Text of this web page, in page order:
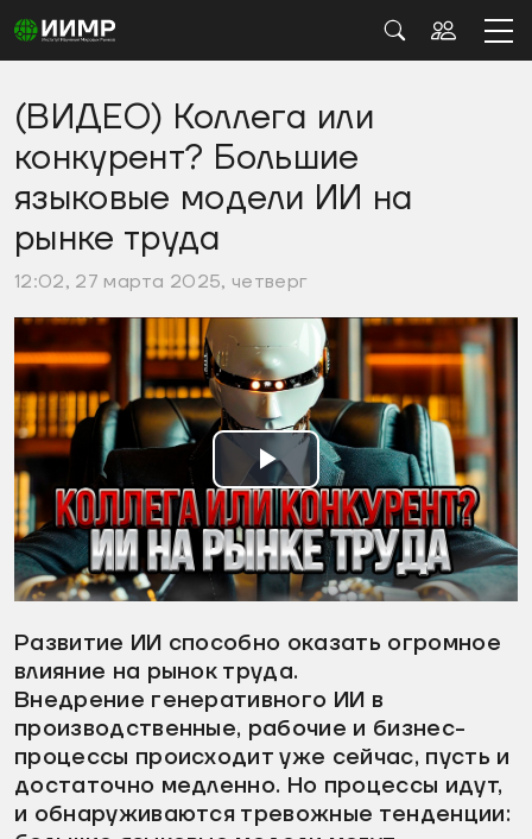
(ВИДЕО) Коллега или
конкурент? Большие
языковые модели ИИ на
рынке труда
12:02, 27 марта 2025, четверг
Воспроизвести
видео
Развитие ИИ способно оказать огромное
влияние на рынок труда.
Внедрение генеративного ИИ в
производственные, рабочие и бизнес-
процессы происходит уже сейчас, пусть и
достаточно медленно. Но процессы идут,
и обнаруживаются тревожные тенденции: